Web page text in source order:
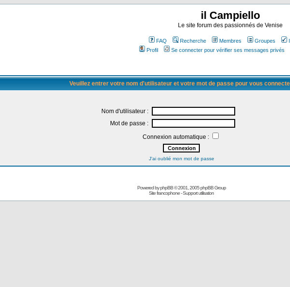
il Campiello
Le site forum des passionnés de Venise
FAQ Recherche Membres Groupes
Profil
Se connecter pour vérifier ses messages privés
Veuillez entrer votre nom d'utilisateur et votre mot de passe pour vous
Nom d'utilisateur :
Mot de passe :
Connexion automatique :
J'ai oublié mon mot de passe
Powered byphpBB© 2001, 2005 phpBB Group
Site francophone-Support utilisation